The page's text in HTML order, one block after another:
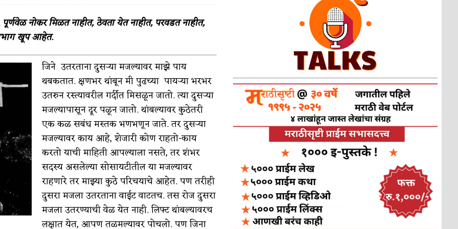
नोकर मिळत नाहीत, ठेवता येत नाहीत, परवडत नाहीत,
खूप आहेत.
जिने उतरताना दुसऱ्या मजल्यावर माझे पाय
थबकतात. क्षणभर थांबून मी पुढच्या पायऱ्या भरभर
उतरुन रस्त्यावरील गर्दीत मिसळून जातो. त्या दुसऱ्या
मजल्यापासून दूर पळून जातो. थांबल्यावर कुठेतरी
एक कळ सबंध मस्तक भणभणून जाते. तर दुसऱ्या
मजल्यावर काय आहे, शेजारी कोण राहतो-काय
करतो याची माहिती आपल्याला नसते, तर शंभर
सदस्य असलेल्या सोसायटीतील या मजल्यावर
राहणारे तर माझ्या कुठे परिचयाचे आहेत. पण तरीही
दुसरा मजला उतरताना वाईट वाटतच. तस रोज दुसरा
मजला उतरण्याची वेळ येत नाही. लिफ्ट थांबल्यावरच
लक्षात येत, आपण तळमल्यावर पोचलो. पण जिना